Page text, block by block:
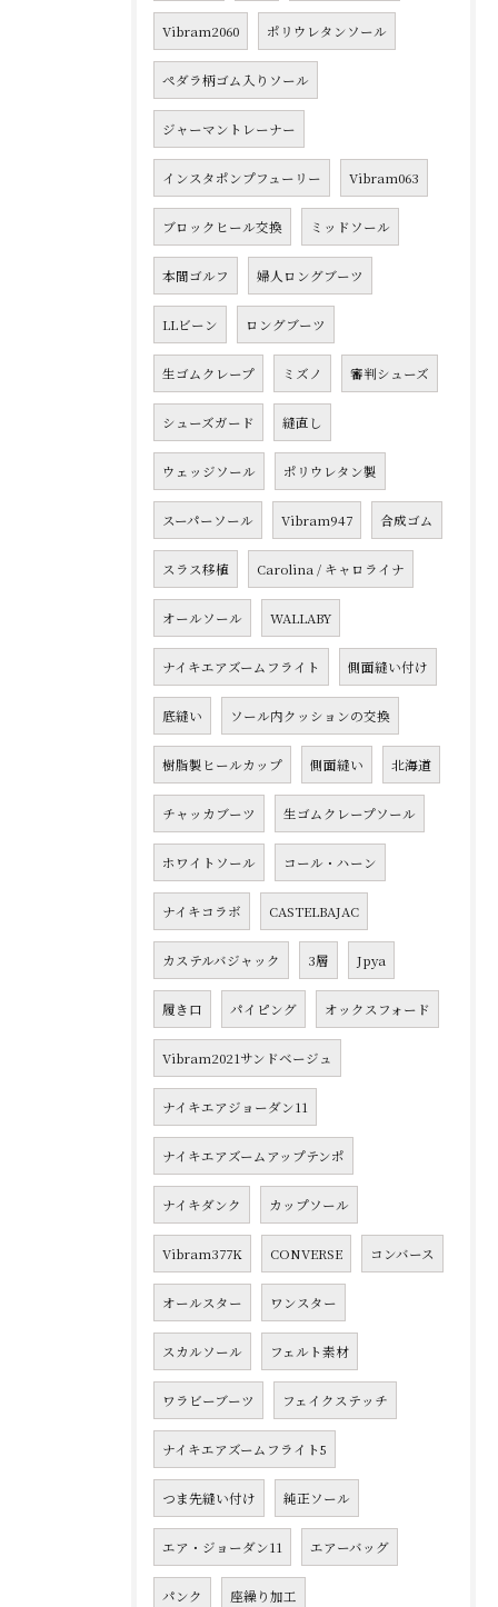
Vibram2060 ポリウレタンソール
ペダラ柄ゴム入りソール
ジャーマントレーナー
インスタポンプフューリー Vibram063
ブロックヒール交換 ミッドソール
本間ゴルフ 婦人ロングブーツ
LLビーン ロングブーツ
生ゴムクレープ ミズノ 審判シューズ
シューズガード 縫直し
ウェッジソール ポリウレタン製
スーパーソール Vibram947 合成ゴム
スラス移植 Carolina / キャロライナ
オールソール WALLABY
ナイキエアズームフライト 側面縫い付け
底縫い ソール内クッションの交換
樹脂製ヒールカップ 側面縫い 北海道
チャッカブーツ 生ゴムクレープソール
ホワイトソール コール・ハーン
ナイキコラボ CASTELBAJAC
カステルバジャック 3層 Jpya
履き口 パイピング オックスフォード
Vibram2021サンドベージュ
ナイキエアジョーダン11
ナイキエアズームアップテンポ
ナイキダンク カップソール
Vibram377K CONVERSE コンバース
オールスター ワンスター
スカルソール フェルト素材
ワラビーブーツ フェイクステッチ
ナイキエアズームフライト5
つま先縫い付け 純正ソール
エア・ジョーダン11 エアーバッグ
パンク 座繰り加工